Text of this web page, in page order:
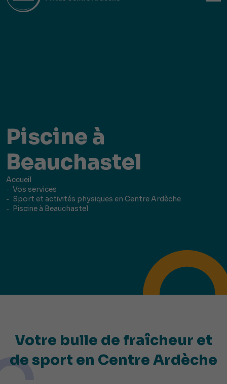
Piscine à
Beauchastel
Accueil
Vos services
Sport et activités physiques en Centre Ardèche
Piscine à Beauchastel
Votre bulle de fraîcheur et
de sport en Centre Ardèche